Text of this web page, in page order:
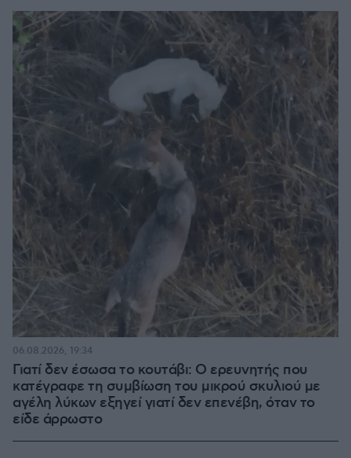
Γιατί δεν έσωσα το κουτάβι: Ο ερευνητής που
κατέγραφε τη συμβίωση του μικρού σκυλιού με
αγέλη λύκων εξηγεί γιατί δεν επενέβη, όταν το
είδε άρρωστο
06.08.2026, 19:34